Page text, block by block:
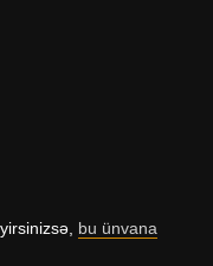
bu ünvana